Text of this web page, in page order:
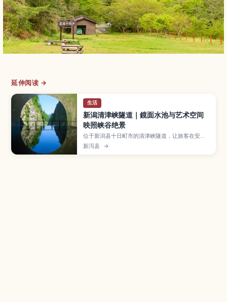
延伸阅读 →
生活
新潟清津峡隧道｜鏡面水池与艺术空间
映照峡谷绝景
位于新潟县十日町市的清津峡隧道，让旅客在安全
的步道与艺术装置中欣赏日本三大峡谷之一——清
津峡的壮丽景观。本文将介绍各观景区与步行时
新泻县 →